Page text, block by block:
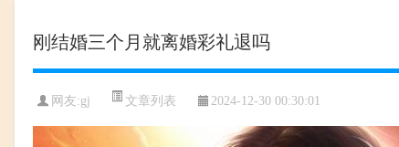
刚结婚三个月就离婚彩礼退吗
网友:gj 文章列表 2024-12-30 00:30:01